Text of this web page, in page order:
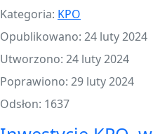
Kategoria: KPO
Opublikowano: 24 luty 2024
Utworzono: 24 luty 2024
Poprawiono: 29 luty 2024
Odsłon: 1637